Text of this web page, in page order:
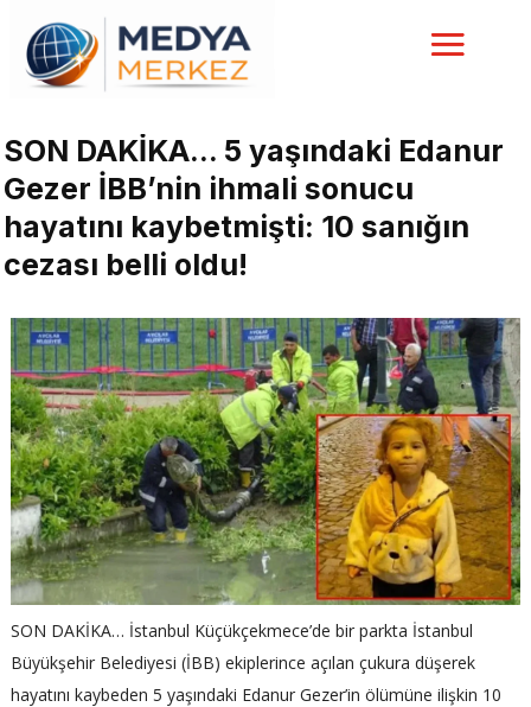
SON DAKİKA… 5 yaşındaki Edanur
Gezer İBB’nin ihmali sonucu
hayatını kaybetmişti: 10 sanığın
cezası belli oldu!
SON DAKİKA… İstanbul Küçükçekmece’de bir parkta İstanbul
Büyükşehir Belediyesi (İBB) ekiplerince açılan çukura düşerek
hayatını kaybeden 5 yaşındaki Edanur Gezer’in ölümüne ilişkin 10